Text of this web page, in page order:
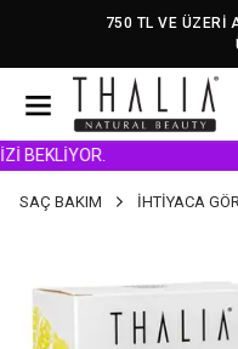
750 TL VE ÜZERİ
SAÇ BAKIM İHTİYACA